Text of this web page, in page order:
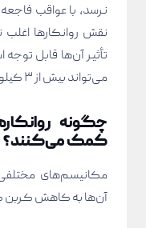
نرسد، با عواقب
نقش روانکارها
تأثیر آن‌ها قابل توجه
می‌تواند بیش از ۳ کیلوگرم CO2 منتشر کند.
چگونه
کمک می‌کنند؟
مکانیسم‌های
آن‌ها به کاهش